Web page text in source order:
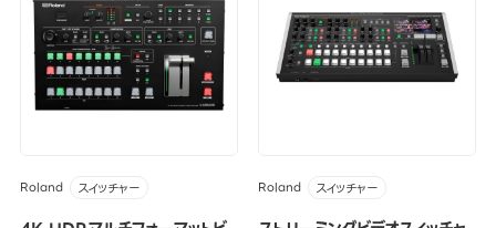
Roland スイッチャー Roland スイッチャー